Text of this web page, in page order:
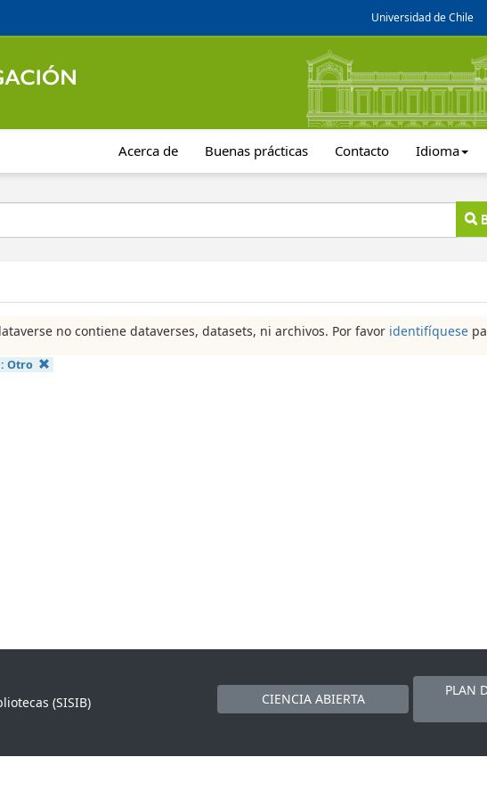
Universidad de Chile
Acerca de Buenas prácticas Contacto Idioma
no contiene dataverses, datasets, ni archivos. Por favor identifíquese
Otro
(SISIB)
CIENCIA ABIERTA
PLAN